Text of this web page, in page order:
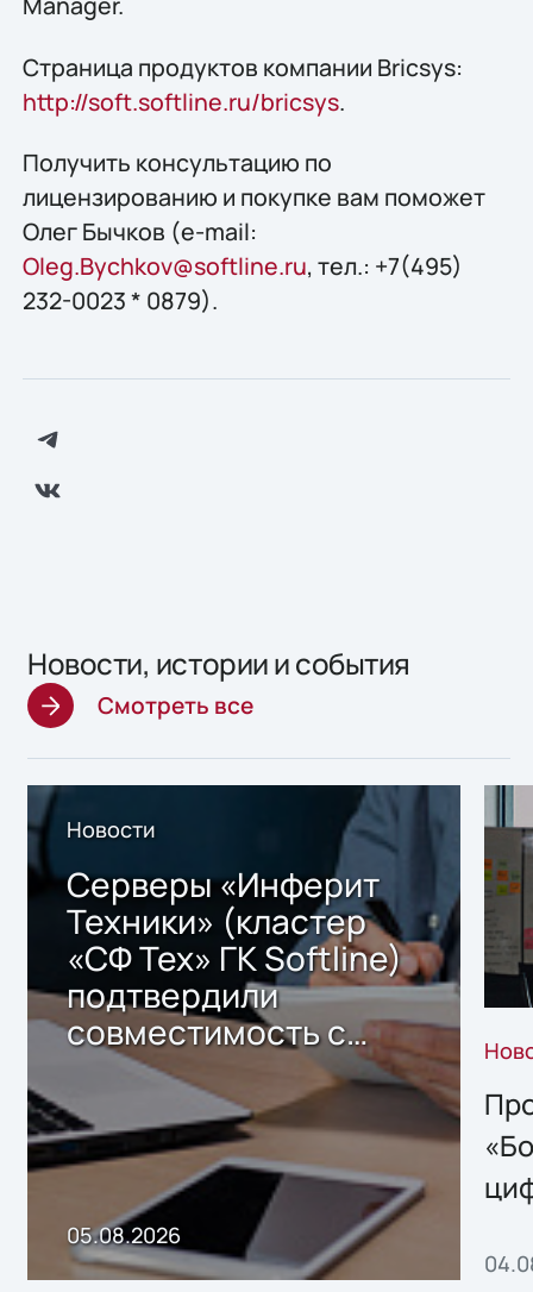
Страница продуктов компании Bricsys:
http://soft.softline.ru/bricsys.
Получить конcультацию по
лицензированию и покупке вам поможет
Олег Бычков (e-mail:
Oleg.Bychkov@softline.ru, тел.: +7(495)
232-0023 * 0879).
Новости, истории и события
Смотреть все
Новости
Серверы «Инферит
Техники» (кластер
«СФ Тех» ГК Softline)
подтвердили
совместимость с
решением Sharx
Storage 2.x для
хранения данных
05.08.2026